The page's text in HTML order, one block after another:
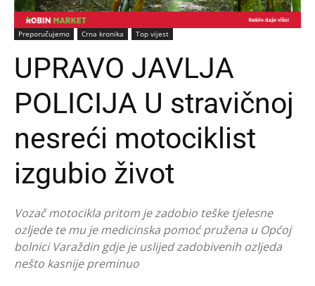
Preporučujemo Crna kronika Top vijest
UPRAVO JAVLJA
POLICIJA U stravičnoj
nesreći motociklist
izgubio život
Vozač motocikla pritom je zadobio teške tjelesne
ozljede te mu je medicinska pomoć pružena u Općoj
bolnici Varaždin gdje je uslijed zadobivenih ozljeda
nešto kasnije preminuo